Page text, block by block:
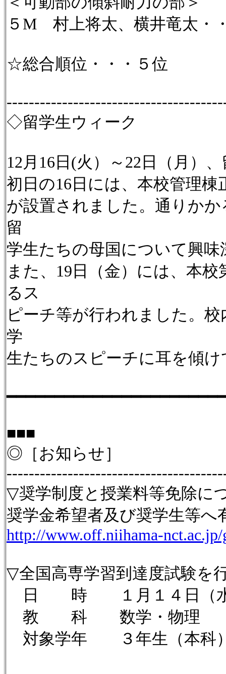
５M 村上将太、横井竜太・
☆総合順位・・・５位
◇留学生ウィーク
12月16日(火）～22日（月）
初日の16日には、本校管理
が設置されました。通りか
留
学生たちの母国について興
また、19日（金）には、本
るス
ピーチ等が行われました。
学
生たちのスピーチに耳を傾
■■■
◎［お知らせ］
▽奨学制度と授業料等免除に
奨学金希望者及び奨学生等
http://www.off.niihama-
▽全国高専学習到達度試験を
日 時 １月１４日（
教 科 数学・物理
対象学年 ３年生（本科